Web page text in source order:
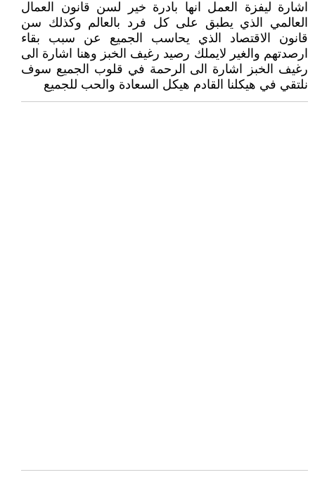
اشارة ليفزة العمل انها بادرة خير لسن قانون العمال
العالمي الذي يطبق على كل فرد بالعالم وكذلك سن
قانون الاقتصاد الذي يحاسب الجميع عن سبب بقاء
ارصدتهم والغير لايملك رصيد رغيف الخبز وهنا اشارة الى
رغيف الخبز اشارة الى الرحمة في قلوب الجميع سوف
نلتقي في هيكلنا القادم هيكل السعادة والحب للجميع